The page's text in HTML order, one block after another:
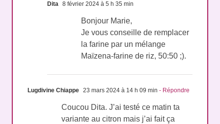
Dita 8 février 2024 à 5 h 35 min
Bonjour Marie,
Je vous conseille de remplacer
la farine par un mélange
Maïzena-farine de riz, 50:50 ;).
Lugdivine Chiappe 23 mars 2024 à 14 h 09 min - Répondre
Coucou Dita. J’ai testé ce matin ta
variante au citron mais j’ai fait ça